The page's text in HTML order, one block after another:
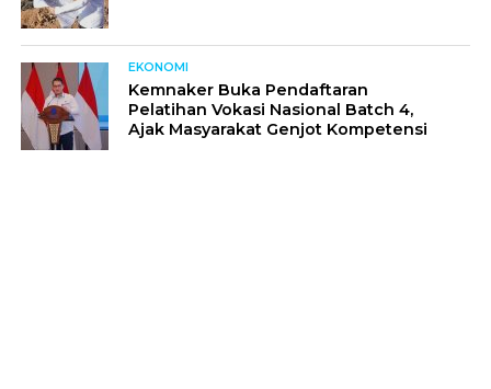
EKONOMI
Kemnaker Buka Pendaftaran
Pelatihan Vokasi Nasional Batch 4,
Ajak Masyarakat Genjot Kompetensi